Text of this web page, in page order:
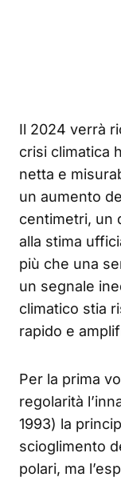
Il 2024 verrà
crisi climatica
netta e
un aumento
centimetri, un
alla stima
più che una
un segnale
climatico stia
rapido e
Per la prima
regolarità
1993) la
scioglimento
polari, ma